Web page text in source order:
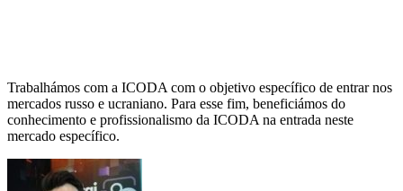
Trabalhámos com a ICODA com o objetivo específico de entrar nos
mercados russo e ucraniano. Para esse fim, beneficiámos do
conhecimento e profissionalismo da ICODA na entrada neste
mercado específico.